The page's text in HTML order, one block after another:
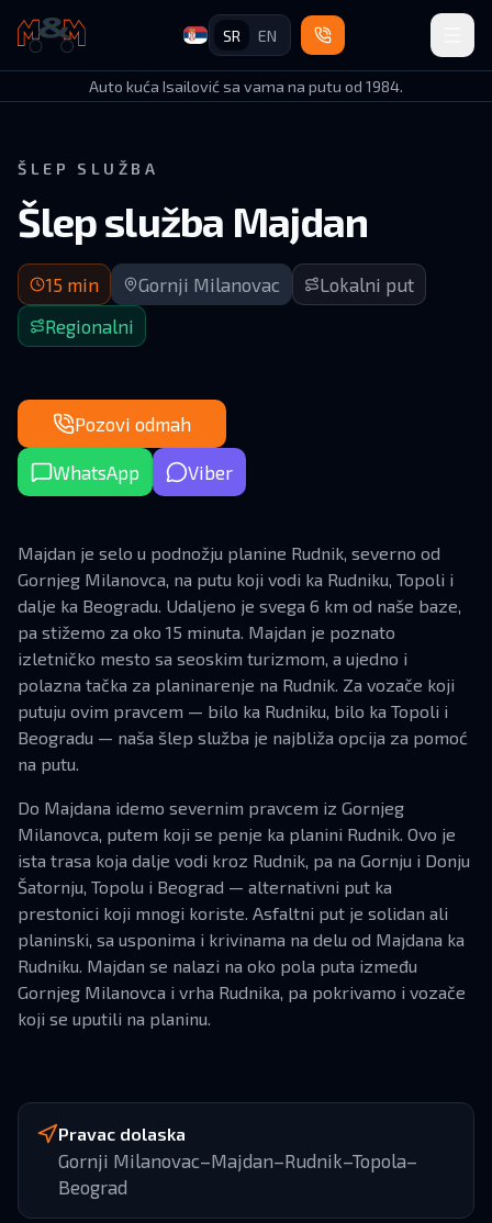
Auto Kuća Isailović
SR EN
Auto kuća Isailović sa vama na putu od 1984.
ŠLEP SLUŽBA
Šlep služba Majdan
Dolazak za 15 minuta | Gornji Milanovac (okolina) +
15 min Gornji Milanovac
Lokalni put
Regionalni
Pozovi odmah
WhatsApp Viber
Majdan je selo u podnožju planine Rudnik, severno od
Gornjeg Milanovca, na putu koji vodi ka Rudniku, Topoli i
dalje ka Beogradu. Udaljeno je svega 6 km od naše baze,
pa stižemo za oko 15 minuta. Majdan je poznato
izletničko mesto sa seoskim turizmom, a ujedno i
polazna tačka za planinarenje na Rudnik. Za vozače koji
putuju ovim pravcem — bilo ka Rudniku, bilo ka Topoli i
Beogradu — naša šlep služba je najbliža opcija za pomoć
na putu.
Do Majdana idemo severnim pravcem iz Gornjeg
Milanovca, putem koji se penje ka planini Rudnik. Ovo je
ista trasa koja dalje vodi kroz Rudnik, pa na Gornju i Donju
Šatornju, Topolu i Beograd — alternativni put ka
prestonici koji mnogi koriste. Asfaltni put je solidan ali
planinski, sa usponima i krivinama na delu od Majdana ka
Rudniku. Majdan se nalazi na oko pola puta između
Gornjeg Milanovca i vrha Rudnika, pa pokrivamo i vozače
koji se uputili na planinu.
Pravac dolaska
Gornji Milanovac–Majdan–Rudnik–Topola–
Beograd